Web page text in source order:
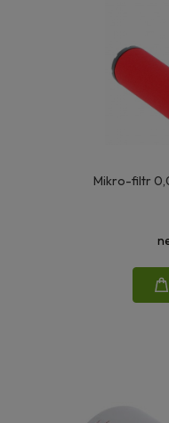
Mikro-filtr